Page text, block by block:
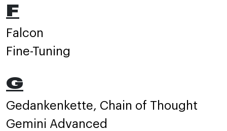
F
Falcon
Fine-Tuning
G
Gedankenkette, Chain of Thought
Gemini Advanced